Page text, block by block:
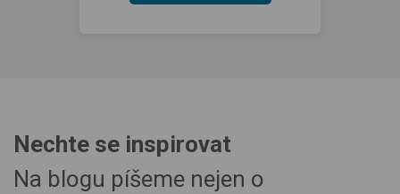
Nechte se inspirovat
Na blogu píšeme nejen o